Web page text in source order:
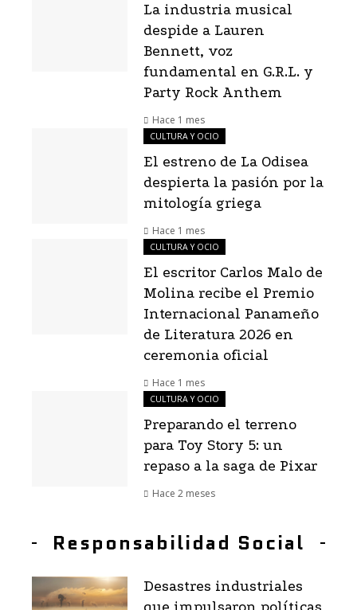
La industria musical
despide a Lauren
Bennett, voz
fundamental en G.R.L. y
Party Rock Anthem
Hace 1 mes
CULTURA Y OCIO
El estreno de La Odisea
despierta la pasión por la
mitología griega
Hace 1 mes
CULTURA Y OCIO
El escritor Carlos Malo de
Molina recibe el Premio
Internacional Panameño
de Literatura 2026 en
ceremonia oficial
Hace 1 mes
CULTURA Y OCIO
Preparando el terreno
para Toy Story 5: un
repaso a la saga de Pixar
Hace 2 meses
Responsabilidad Social
Desastres industriales